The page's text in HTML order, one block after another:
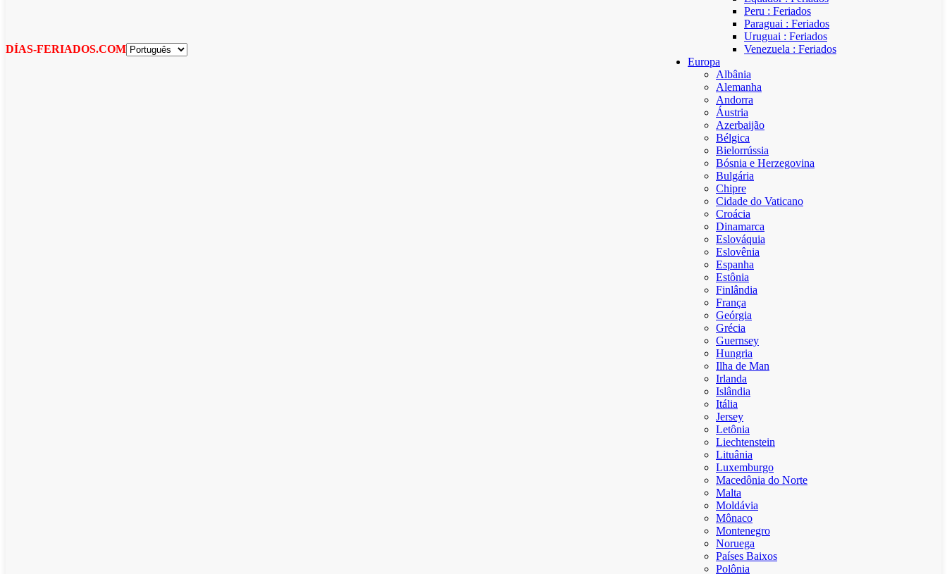
DÍAS-FERIADOS.COM
Peru : Feriados
Paraguai : Feriados
Uruguai : Feriados
Venezuela : Feriados
Europa
Albânia
Alemanha
Andorra
Áustria
Azerbaijão
Bélgica
Bielorrússia
Bósnia e Herzegovina
Bulgária
Chipre
Cidade do Vaticano
Croácia
Dinamarca
Eslováquia
Eslovênia
Espanha
Estônia
Finlândia
França
Geórgia
Grécia
Guernsey
Hungria
Ilha de Man
Irlanda
Islândia
Itália
Jersey
Letônia
Liechtenstein
Lituânia
Luxemburgo
Macedônia do Norte
Malta
Moldávia
Mônaco
Montenegro
Noruega
Países Baixos
Polônia